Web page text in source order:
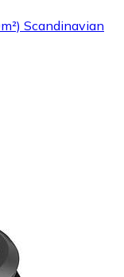
Scandinavian